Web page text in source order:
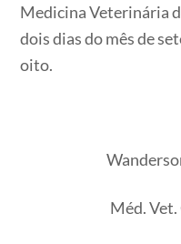
Medicina Veterinária
dois dias do mês de
oito.
Méd.